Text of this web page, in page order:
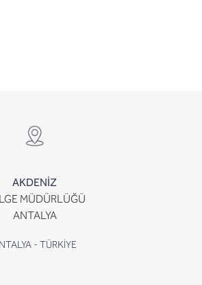
AKDENİZ
MÜDÜRLÜĞÜ
ANTALYA
- TÜRKİYE